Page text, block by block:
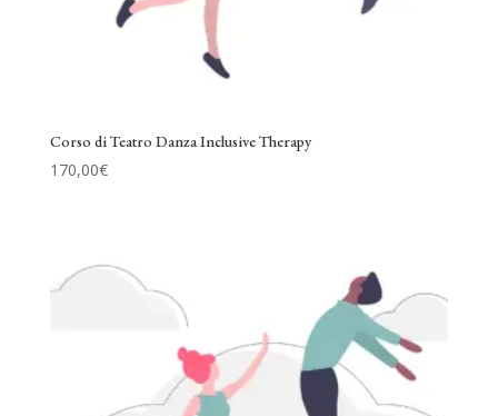
Corso di Teatro Danza Inclusive Therapy
170,00€